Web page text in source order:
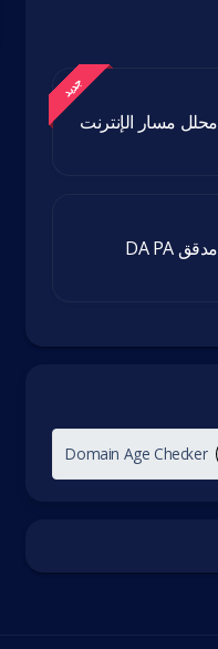
محلل مسار الإنترنت
مدقق DA PA
Domain Age Checker